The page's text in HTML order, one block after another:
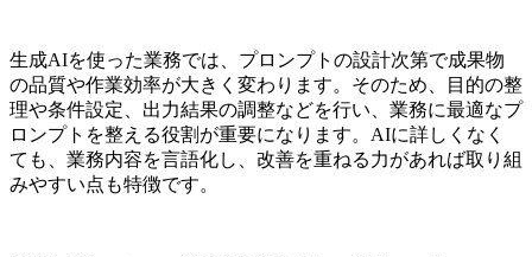
生成AIを使った業務では、プロンプトの設計次第で成果物
の品質や作業効率が大きく変わります。そのため、目的の整
理や条件設定、出力結果の調整などを行い、業務に最適なプ
ロンプトを整える役割が重要になります。AIに詳しくなく
ても、業務内容を言語化し、改善を重ねる力があれば取り組
みやすい点も特徴です。